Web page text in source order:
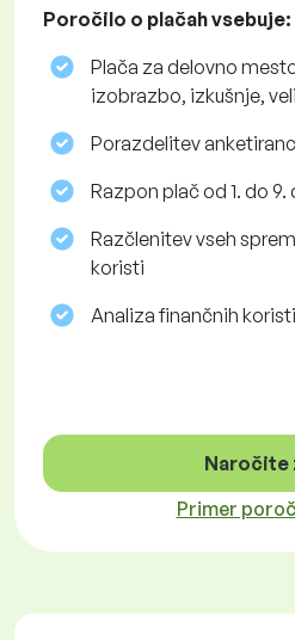
Poročilo o plačah vsebuje:
Plača za delovno
izobrazbo, izkušnje,
Porazdelitev
Razpon plač od 1. do 9.
Razčlenitev vseh
koristi
Analiza finančnih koristi
Naročite
Primer